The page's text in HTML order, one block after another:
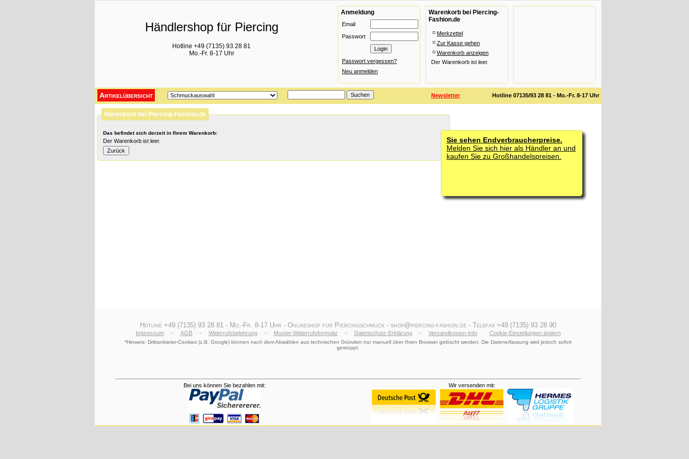
Händlershop für Piercing
Hotline +49 (7135) 93 28 81
Mo.-Fr. 8-17 Uhr
Warenkorb bei Piercing-
Fashion.de
Merkzettel
Zur Kasse gehen
Warenkorb anzeigen
Der Warenkorb ist leer.
Anmeldung
Email
Passwort
Passwort vergessen?
Neu anmelden
Sie sehen Endverbraucherpreise.
Melden Sie sich hier als Händler an und
kaufen Sie zu Großhandelspreisen.
Artikelübersicht Newsletter Hotline 07135/93 28 81 - Mo.-Fr. 8-17 Uhr
Warenkorb bei Piercing-Fashion.de
Das befindet sich derzeit in Ihrem Warenkorb:
Der Warenkorb ist leer.
Hotline +49 (7135) 93 28 81 - Mo.-Fr. 8-17 Uhr - Onlineshop für Piercingschmuck - shop@piercing-fashion.de - Telefax +49 (7135) 93 28 90
Impressum - AGB - Widerrufsbelehrung - Muster-Widerrufsformular - Datenschutz-Erklärung - Versandkosten-Info Cookie-Einstellungen ändern
*Hinweis: Drittanbieter-Cookies (z.B. Google) können nach dem Abwählen aus technischen Gründen nur manuell über Ihren Browser gelöscht werden. Die Datenerfassung wird jedoch sofort
gestoppt.
Bei uns können Sie bezahlen mit: Wir versenden mit: